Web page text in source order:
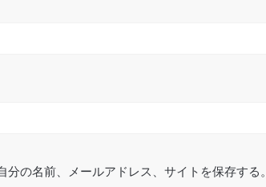
の名前、メールアドレス、サイトを保存する。